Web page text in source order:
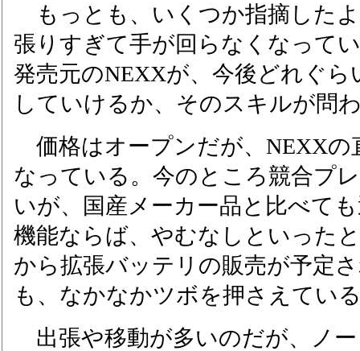
もっとも、いくつか指摘した
張りすぎて手が回らなくなって
発売元のNEXXが、今後どれぐ
していけるか、そのスキルが問
価格はオープンだが、NEXXの
なっている。今のところ競合プ
いが、国産メーカー品と比べて
機能ならば、やむなしといった
から拡張バッテリの販売が予定
も、なかなかツボを押さえてい
出張や移動が多いのだが、ノ